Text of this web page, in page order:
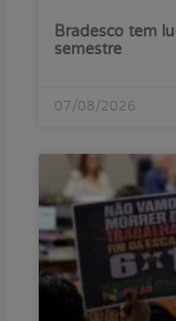
Bradesco tem
semestre
07/08/2026